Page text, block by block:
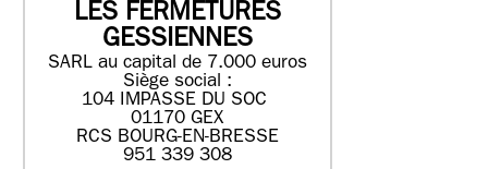
LES FERMETURES
GESSIENNES
SARL au capital de 7.000 euros
Siège social :
104 IMPASSE DU SOC
01170 GEX
RCS BOURG-EN-BRESSE
951 339 308